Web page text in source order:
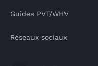
Guides PVT/WHV
Réseaux sociaux